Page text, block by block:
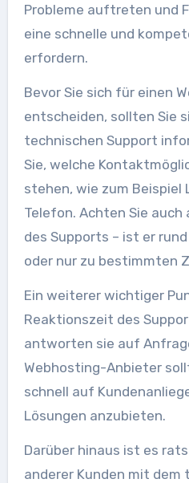
Probleme auftreten und
eine schnelle und
erfordern.
Bevor Sie sich für einen
entscheiden, sollten Sie
technischen Support
Sie, welche
stehen, wie zum Beispiel
Telefon. Achten Sie
des Supports – ist er
oder nur zu bestimmten
Ein weiterer wichtiger
Reaktionszeit des
antworten sie auf
Webhosting-Anbieter
schnell auf
Lösungen anzubieten.
Darüber hinaus ist es
anderer Kunden mit dem